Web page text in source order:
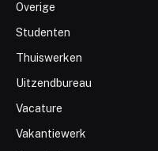
Overige
Studenten
Thuiswerken
Uitzendbureau
Vacature
Vakantiewerk